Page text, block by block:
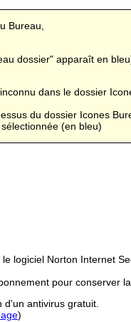
Bureau,
dossier" apparaît en
dans le dossier
du dossier Icones
(en bleu)
logiciel Norton Internet
pour conserver
antivirus gratuit.
)